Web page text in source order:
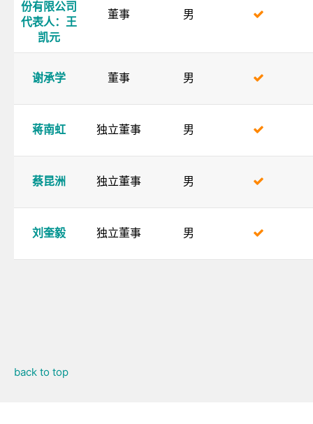
份有限公司
代表人：王
凯元
董事 男
谢承学 董事 男
蒋南虹 独立董事 男
蔡昆洲 独立董事 男
刘奎毅 独立董事 男
back to top